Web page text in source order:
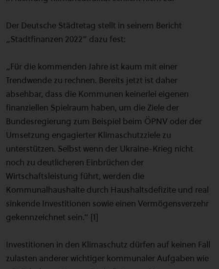
Der Deutsche Städtetag stellt in seinem Bericht
„Stadtfinanzen 2022“ dazu fest:
„Für die kommenden Jahre ist kaum mit einer
Trendwende zu rechnen. Bereits jetzt ist daher
absehbar, dass die Kommunen keinerlei eigenen
finanziellen Spielraum haben, um die Ziele der
Bundesregierung zum Beispiel beim ÖPNV oder der
Umsetzung engagierter Klimaschutzziele zu
unterstützen. Selbst wenn der Ukraine-Krieg nicht
noch zu deutlicheren Einbrüchen der
Wirtschaftsleistung führt, werden die
Kommunalhaushalte durch Haushaltsdefizite und real
sinkende Investitionen sowie einen Vermögensverzehr
gekennzeichnet sein.“ [1]
Investitionen in den Klimaschutz dürfen auf keinen Fall
zulasten anderer wichtiger kommunaler Aufgaben wie